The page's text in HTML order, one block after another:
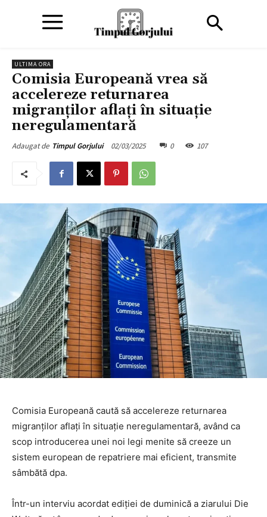
ULTIMA ORA
Comisia Europeană vrea să
accelereze returnarea
migranţilor aflaţi în situaţie
neregulamentară
Adaugat de Timpul Gorjului 02/03/2025 0 107
Comisia Europeană caută să accelereze returnarea
migranţilor aflaţi în situaţie neregulamentară, având ca
scop introducerea unei noi legi menite să creeze un
sistem european de repatriere mai eficient, transmite
sâmbătă dpa.
Într-un interviu acordat ediţiei de duminică a ziarului Die